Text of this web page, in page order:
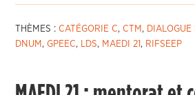
THÈMES :CATÉGORIE C,CTM , DIALOGUE
DNUM ,GPEEC, LDS, MAEDI 21 , RIFSEEP